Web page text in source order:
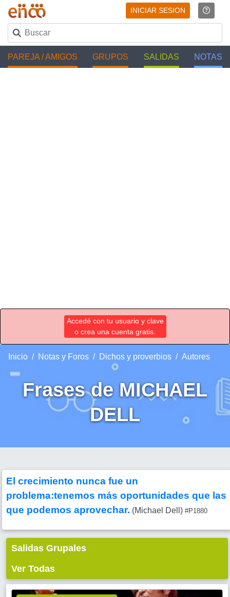
INICIAR SESION
PAREJA / AMIGOS GRUPOS SALIDAS NOTAS
Accedé con tu usuario y clave
o crea una cuenta gratis.
Inicio Notas y Foros Dichos y proverbios Autores
Frases de MICHAEL
DELL
El crecimiento nunca fue un
problema:tenemos más oportunidades que las
que podemos aprovechar. (Michael Dell) #P1880
Salidas Grupales
Ver Todas